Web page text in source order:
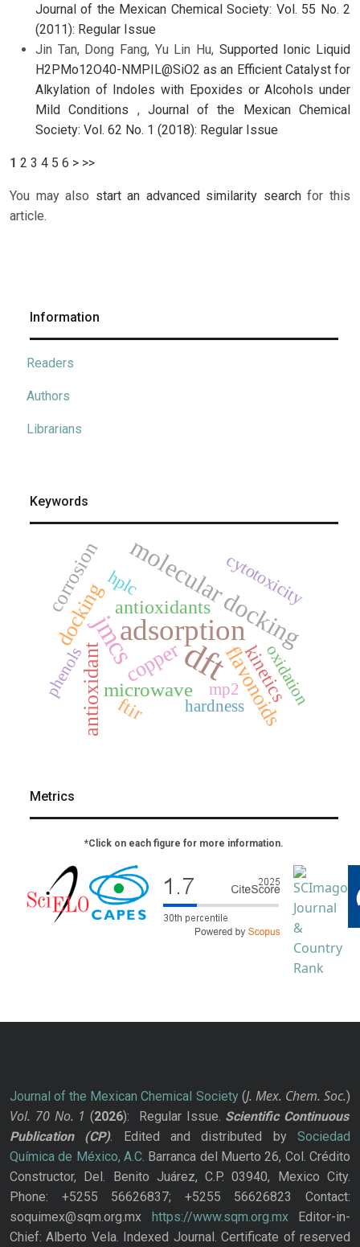
Journal of the Mexican Chemical Society: Vol. 55 No. 2
(2011): Regular Issue
Jin Tan, Dong Fang, Yu Lin Hu, Supported Ionic Liquid
H2PMo12O40-NMPIL@SiO2 as an Efficient Catalyst for
Alkylation of Indoles with Epoxides or Alcohols under
Mild Conditions , Journal of the Mexican Chemical
Society: Vol. 62 No. 1 (2018): Regular Issue
1 2 3 4 5 6 > >>
You may also start an advanced similarity searchfor this
article.
Information
Readers
Authors
Librarians
Keywords
dft
adsorption
jmcsmolecular docking
copper
antioxidant flavonoids
docking
microwave
corrosion
kinetics
antioxidants
ftir
cytotoxicity
hplc
oxidation
hardness
mp2
phenols
Metrics
*Click on each figure for more information.
Journal of the Mexican Chemical Society(J. Mex. Chem. Soc.)
Vol. 70 No. 1 (2026): Regular Issue. Scientific Continuous
Publication
(CP). Edited and distributed bySociedad
Química de México, A.C. Barranca del Muerto 26, Col. Crédito
Constructor, Del. Benito Juárez, C.P. 03940, Mexico City.
Phone: +5255 56626837; +5255 56626823 Contact:
soquimex@sqm.org.mx
https://www.sqm.org.mxEditor-in-
Chief: Alberto Vela. Indexed Journal. Certificate of reserved